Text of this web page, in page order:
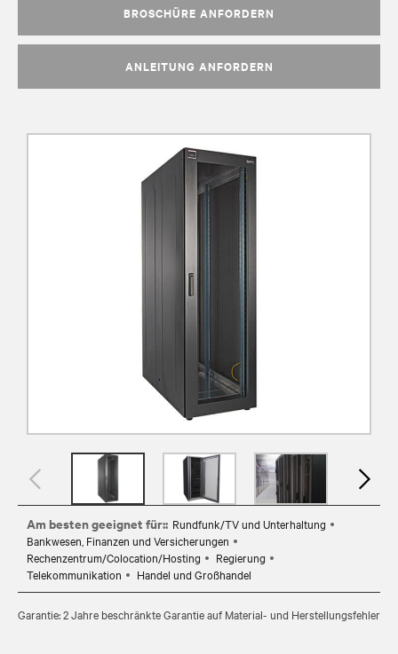
BROSCHÜRE ANFORDERN
ANLEITUNG ANFORDERN
Am besten geeignet für:: Rundfunk/TV und Unterhaltung
Bankwesen, Finanzen und Versicherungen
Rechenzentrum/Colocation/Hosting
Regierung
Telekommunikation
Handel und Großhandel
Garantie: 2 Jahre beschränkte Garantie auf Material- und Herstellungsfehler